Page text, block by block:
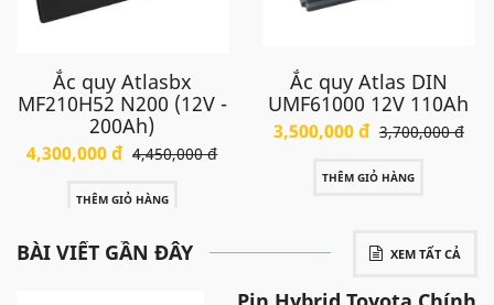
Ắc quy Atlasbx
MF210H52 N200 (12V -
200Ah)
4,300,000 đ 4,450,000 đ
THÊM GIỎ HÀNG
Ắc quy Atlas DIN
UMF61000 12V 110Ah
3,500,000 đ 3,700,000 đ
THÊM GIỎ HÀNG
XEM TẤT CẢ
BÀI VIẾT GẦN ĐÂY